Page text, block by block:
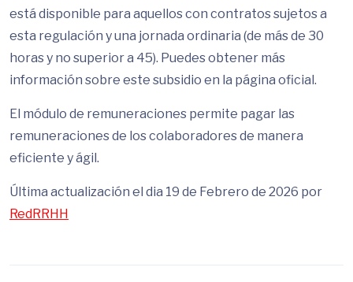
está disponible para aquellos con contratos sujetos a
esta regulación y una jornada ordinaria (de más de 30
horas y no superior a 45). Puedes obtener más
información sobre este subsidio en la página oficial.
El módulo de remuneraciones permite pagar las
remuneraciones de los colaboradores de manera
eficiente y ágil.
Última actualización el dia 19 de Febrero de 2026 por
RedRRHH